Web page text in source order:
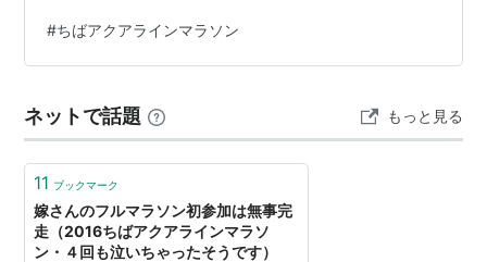
海ほたる、袖ケ浦市役所、袖ケ浦公園、ほたる野地区、
清見台地区を経由し、木更津市役所をフィニッシュとす
大会当日に満18歳以上の男女（高校生を除く）で5時間
40分程度で完走できること*1。
ン2026】たむじょーさんと行く！大会の魅力&当日の動
きを紹介! Amazon商品の紹介（Amazonアソシエイトと
月15日の 県民枠エントリーを失敗、、 20時から開始を
うっかり忘れてしまい 2時間以上過…
#ちばアクアラインマラソン
ネットで話題 もっと見る
11 ブックマーク
嫁さんのフルマラソン初参加は無事完
走（2016ちばアクアラインマラソ
ン・４回も泣いちゃったそうです）